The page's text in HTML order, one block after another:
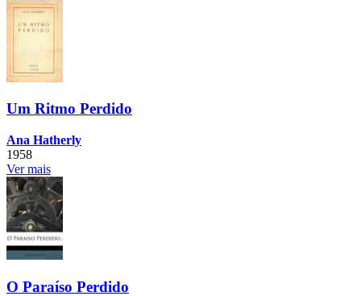
Um Ritmo Perdido
Ana Hatherly
1958
Ver mais
O Paraíso Perdido